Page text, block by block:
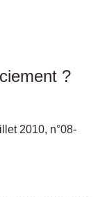
?
2010, n°08-